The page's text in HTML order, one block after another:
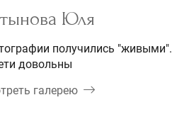
Юля
получились "живыми".
довольны
галерею